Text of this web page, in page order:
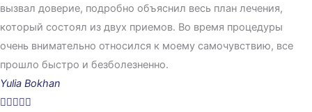
вызвал доверие, подробно объяснил весь план лечения,
который состоял из двух приемов. Во время процедуры
очень внимательно относился к моему самочувствию, все
прошло быстро и безболезненно.
Yulia Bokhan
